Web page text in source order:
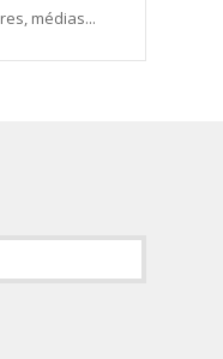
médias...